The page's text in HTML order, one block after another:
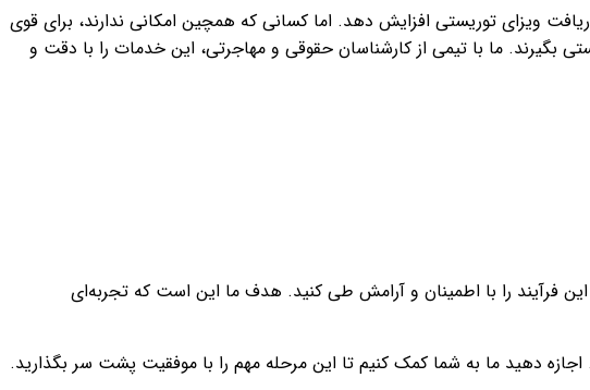
ویزای توریستی افزایش دهد. اما کسانی که همچین امکانی ندارند، برای قوی
بگیرند. ما با تیمی از کارشناسان حقوقی و مهاجرتی، این خدمات را با دقت و
فرآیند را با اطمینان و آرامش طی کنید. هدف ما این است که تجربه‌ای
دهید ما به شما کمک کنیم تا این مرحله مهم را با موفقیت پشت سر بگذارید.